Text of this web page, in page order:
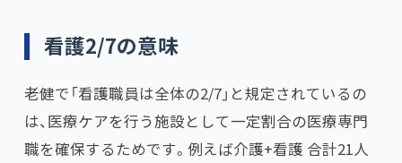
看護2/7の意味
老健で「看護職員は全体の2/7」と規定されているの
は、医療ケアを行う施設として一定割合の医療専門
職を確保するためです。例えば介護+看護 合計21人